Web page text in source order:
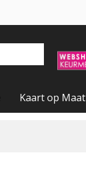
Kaart op Maat